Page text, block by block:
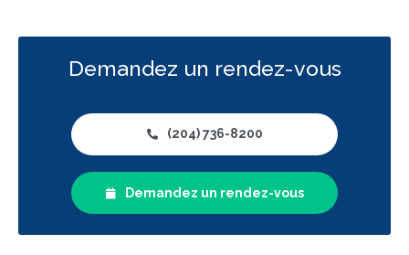
Demandez un rendez-vous
(204) 736-8200
Demandez un rendez-vous